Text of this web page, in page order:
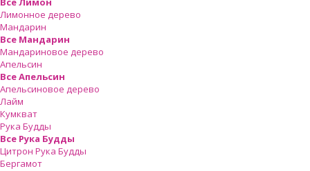
Лимонное дерево
Мандарин
Все Мандарин
Мандариновое дерево
Апельсин
Все Апельсин
Апельсиновое дерево
Лайм
Кумкват
Рука Будды
Все Рука Будды
Цитрон Рука Будды
Бергамот